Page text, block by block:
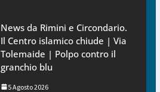
News da Rimini e Circondario.
Il Centro islamico chiude | Via
Tolemaide | Polpo contro il
granchio blu
5 Agosto 2026